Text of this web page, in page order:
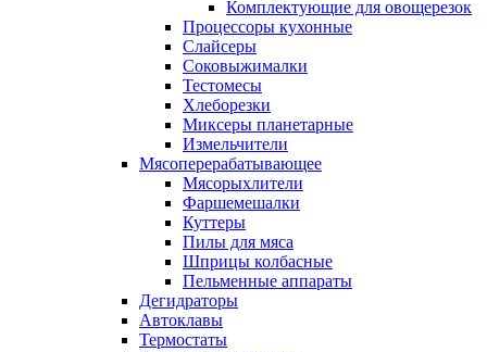
Комплектующие для овощерезок
Процессоры кухонные
Слайсеры
Соковыжималки
Тестомесы
Хлеборезки
Миксеры планетарные
Измельчители
Мясоперерабатывающее
Мясорыхлители
Фаршемешалки
Куттеры
Пилы для мяса
Шприцы колбасные
Пельменные аппараты
Дегидраторы
Автоклавы
Термостаты